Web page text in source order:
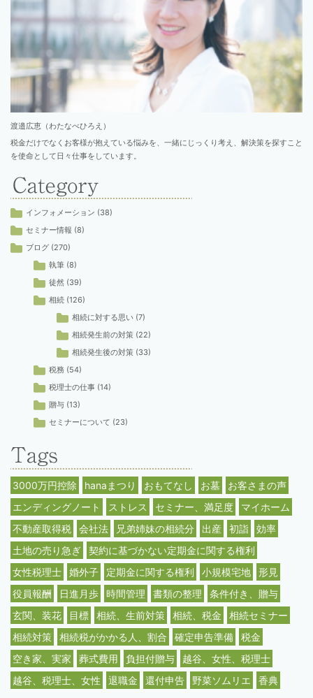
渡邉広恵（わたなべひろえ）
税金だけでなくお客様が抱えている悩みを、一緒にじっくり考え、解決策を探すこと
を使命として日々仕事をしています。
インフォメーション (38)
セミナー情報 (8)
ブログ (270)
執筆 (8)
徒然 (39)
相続 (126)
相続に対する思い (7)
相続発生前の対策 (22)
相続発生後の対策 (33)
税務 (54)
税理士の仕事 (14)
贈与 (13)
セミナーについて (23)
3000万円控除 hanaまつり おもてなし お墓
お客さまの声
エンディングノート
ストレス セミナー、満足度
マイホーム
不動産取得税
会社法 兄弟姉妹の相続分 出産 初詣
効率
土地の売り急ぎ
契約に基づかない定期金に関する権利
女性税理士
婚外子 定期金に関する権利 小規模宅地
形見
役員報酬
日進月歩 時間管理 書類の整理
条件付き、贈与
玄関、装花
目標 相続、生前対策 相続、税金
相続セミナー
相続対策
相続税がかかる人、割合 確定申告準備
税金
空き家、実家
葬式費用 負担付贈与
越谷、女性、税理士
越谷、税理士、女性
退職金 還付申告 野菜ソムリエ 香典